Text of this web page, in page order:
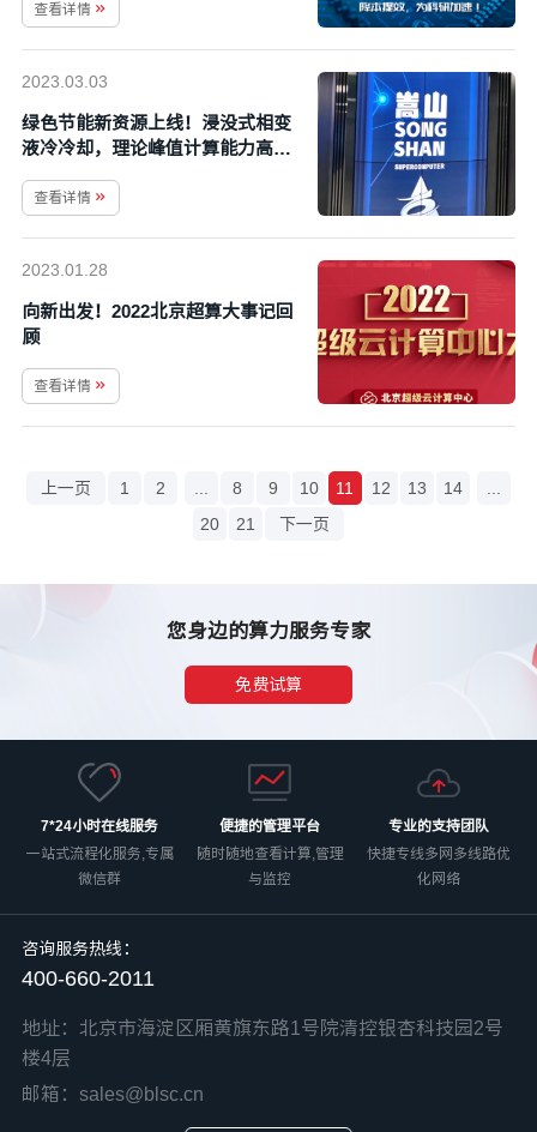
查看详情
2023.03.03
绿色节能新资源上线！浸没式相变
液冷冷却，理论峰值计算能力高达
查看详情
2023.01.28
向新出发！2022北京超算大事记回
顾
查看详情
上一页 1 2 8 9 10 11 12 13 14
20
21 下一页
您身边的算力服务专家
免费试算
7*24小时在线服务
一站式流程化服务,专属
微信群
便捷的管理平台
随时随地查看计算,管理
与监控
专业的支持团队
快捷专线多网多线路优
化网络
咨询服务热线：
400-660-2011
地址：北京市海淀区厢黄旗东路1号院清控银杏科技园2号
楼4层
邮箱：sales@blsc.cn